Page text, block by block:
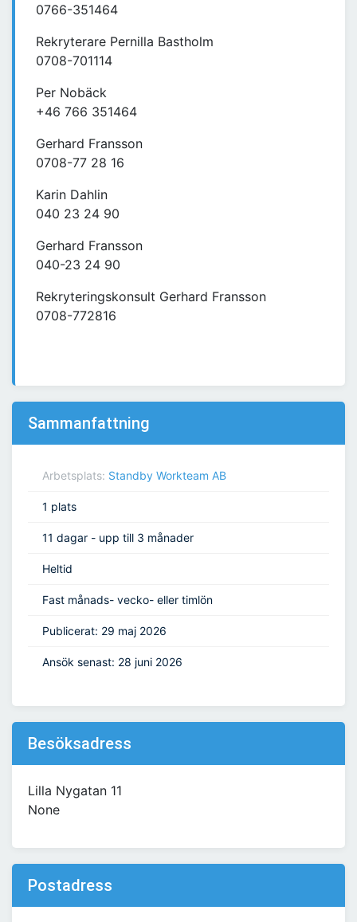
0766-351464
Rekryterare Pernilla Bastholm
0708-701114
Per Nobäck
+46 766 351464
Gerhard Fransson
0708-77 28 16
Karin Dahlin
040 23 24 90
Gerhard Fransson
040-23 24 90
Rekryteringskonsult Gerhard Fransson
0708-772816
Sammanfattning
Arbetsplats: Standby Workteam AB
1 plats
11 dagar - upp till 3 månader
Heltid
Fast månads- vecko- eller timlön
Publicerat: 29 maj 2026
Ansök senast: 28 juni 2026
Besöksadress
Lilla Nygatan 11
None
Postadress